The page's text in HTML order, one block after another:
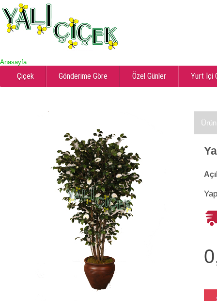
Anasayfa
Çiçek Gönderime Göre Özel Günler Yurt İçi